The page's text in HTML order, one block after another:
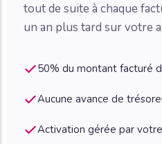
tout de suite à chaque
un an plus tard sur votre
50% du montant facturé
Aucune avance de
Activation gérée par